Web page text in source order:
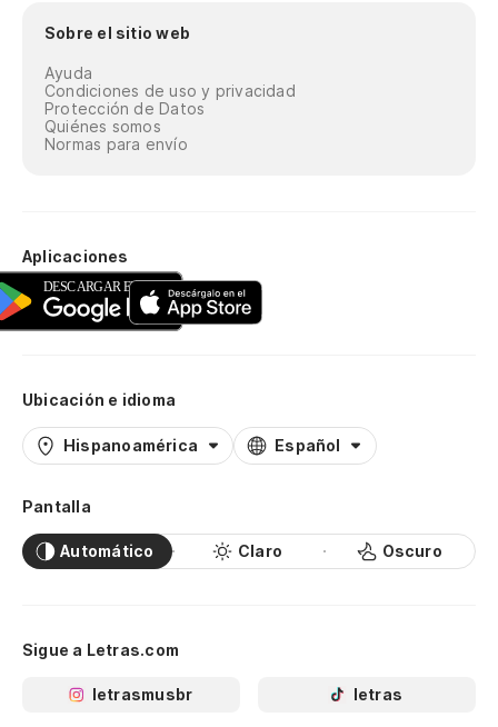
Sobre el sitio web
Ayuda
Condiciones de uso y privacidad
Protección de Datos
Quiénes somos
Normas para envío
Aplicaciones
Ubicación e idioma
Hispanoamérica Español
Pantalla
Automático Claro Oscuro
Sigue a Letras.com
letrasmusbr letras